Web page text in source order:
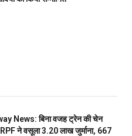
News: बिना वजह ट्रेन की चेन
ने वसूला 3.20 लाख जुर्माना, 667